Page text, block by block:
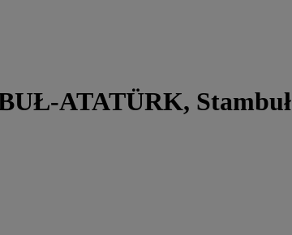
ATATÜRK, Stambuł